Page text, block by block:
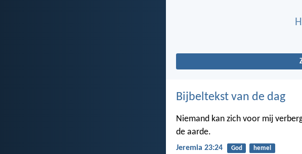
Bijbeltekst van de dag
Niemand kan zich voor mij
de aarde.
Jeremia 23:24 God hemel